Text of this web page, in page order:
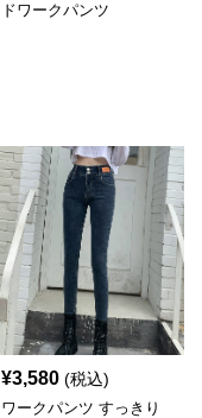
ドワークパンツ
¥3,580 (税込)
ワークパンツ すっきり